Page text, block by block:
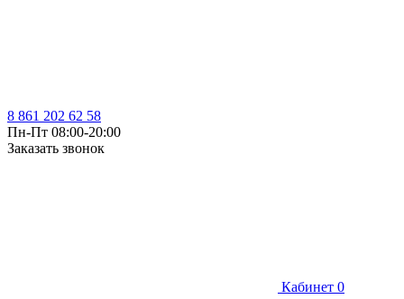
8 861 202 62 58
Пн-Пт 08:00-20:00
Заказать звонок
Кабинет 0